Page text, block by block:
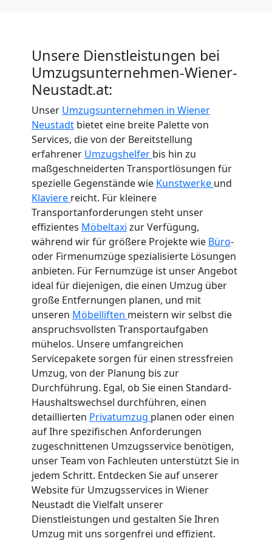
Unsere Dienstleistungen bei
Umzugsunternehmen-Wiener-
Neustadt.at:
Unser Umzugsunternehmen in Wiener
Neustadt bietet eine breite Palette von
Services, die von der Bereitstellung
erfahrener Umzugshelfer bis hin zu
maßgeschneiderten Transportlösungen für
spezielle Gegenstände wie Kunstwerke und
Klaviere reicht. Für kleinere
Transportanforderungen steht unser
effizientes Möbeltaxi zur Verfügung,
während wir für größere Projekte wie Büro-
oder Firmenumzüge spezialisierte Lösungen
anbieten. Für Fernumzüge ist unser Angebot
ideal für diejenigen, die einen Umzug über
große Entfernungen planen, und mit
unseren Möbelliften meistern wir selbst die
anspruchsvollsten Transportaufgaben
mühelos. Unsere umfangreichen
Servicepakete sorgen für einen stressfreien
Umzug, von der Planung bis zur
Durchführung. Egal, ob Sie einen Standard-
Haushaltswechsel durchführen, einen
detaillierten Privatumzug planen oder einen
auf Ihre spezifischen Anforderungen
zugeschnittenen Umzugsservice benötigen,
unser Team von Fachleuten unterstützt Sie in
jedem Schritt. Entdecken Sie auf unserer
Website für Umzugsservices in Wiener
Neustadt die Vielfalt unserer
Dienstleistungen und gestalten Sie Ihren
Umzug mit uns sorgenfrei und effizient.
International
Internationaler
Umzug
Nationaler
Umzug